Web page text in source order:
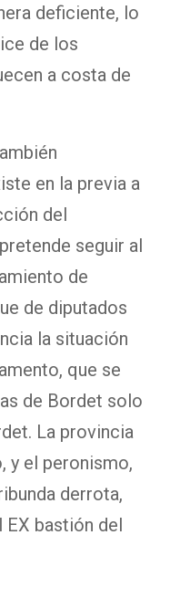
deficiente, lo
de los
a costa de
en la previa a
del
seguir al
de
de diputados
la situación
que se
de Bordet solo
La provincia
y el peronismo,
derrota,
EX bastión del